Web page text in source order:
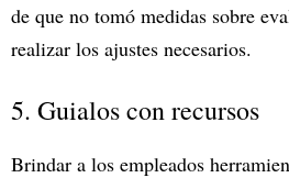
de que no tomó medidas sobre
realizar los ajustes necesarios.
5. Guialos con recursos
Brindar a los empleados